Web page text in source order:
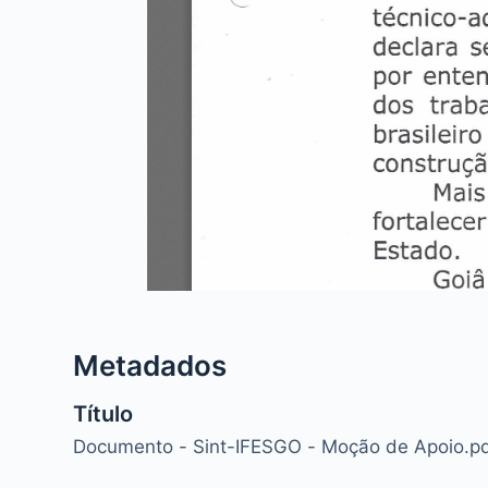
Metadados
Título
Documento - Sint-IFESGO - Moção de